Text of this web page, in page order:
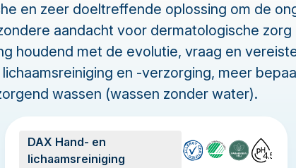
en zeer doeltreffende oplossing om de
aandacht voor dermatologische
houdend met de evolutie, vraag en
en -verzorging, meer
wassen (wassen zonder water).
DAX Hand- en
lichaamsreiniging
4.5